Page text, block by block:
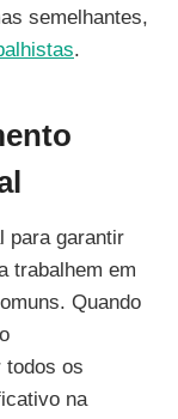
semelhantes,
.
para garantir
trabalhem em
Quando
todos os
na